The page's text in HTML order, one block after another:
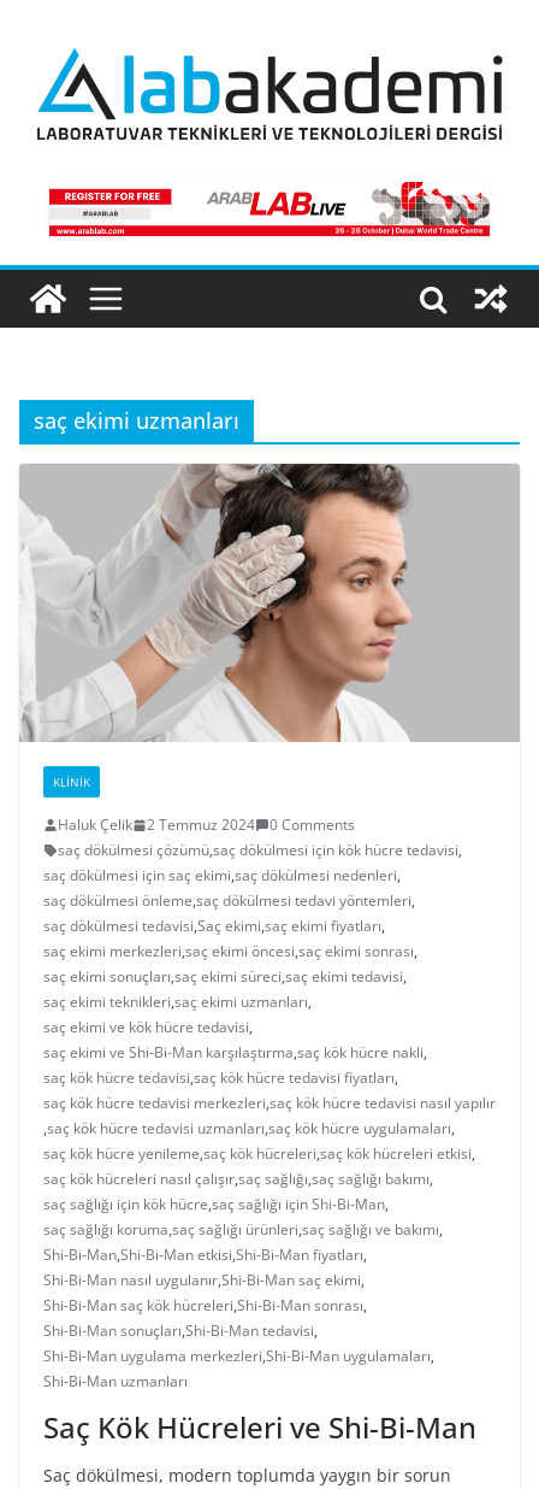
content
saç ekimi uzmanları
KLINIK
Haluk Çelik 2 Temmuz 2024
0 Comments
saç dökülmesi çözümü,saç dökülmesi için kök hücre tedavisi,
saç dökülmesi için saç ekimi,saç dökülmesi nedenleri,
saç dökülmesi önleme,saç dökülmesi tedavi yöntemleri,
saç dökülmesi tedavisi,Saç ekimi,saç ekimi fiyatları,
saç ekimi merkezleri,saç ekimi öncesi,saç ekimi sonrası,
saç ekimi sonuçları,saç ekimi süreci,saç ekimi tedavisi,
saç ekimi teknikleri,saç ekimi uzmanları,
saç ekimi ve kök hücre tedavisi,
saç ekimi ve Shi-Bi-Man karşılaştırma,saç kök hücre nakli,
saç kök hücre tedavisi,saç kök hücre tedavisi fiyatları,
saç kök hücre tedavisi merkezleri,saç kök hücre tedavisi nasıl yapılır
,saç kök hücre tedavisi uzmanları,saç kök hücre uygulamaları,
saç kök hücre yenileme,saç kök hücreleri,saç kök hücreleri etkisi,
saç kök hücreleri nasıl çalışır,saç sağlığı,saç sağlığı bakımı,
saç sağlığı için kök hücre,saç sağlığı için Shi-Bi-Man,
saç sağlığı koruma,saç sağlığı ürünleri,saç sağlığı ve bakımı,
Shi-Bi-Man,Shi-Bi-Man etkisi,Shi-Bi-Man fiyatları,
Shi-Bi-Man nasıl uygulanır,Shi-Bi-Man saç ekimi,
Shi-Bi-Man saç kök hücreleri,Shi-Bi-Man sonrası,
Shi-Bi-Man sonuçları,Shi-Bi-Man tedavisi,
Shi-Bi-Man uygulama merkezleri,Shi-Bi-Man uygulamaları,
Shi-Bi-Man uzmanları
Saç Kök Hücreleri ve Shi-Bi-Man
Saç dökülmesi, modern toplumda yaygın bir sorun